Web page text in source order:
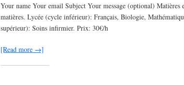
Your name Your email Subject Your message (optional) Matières
matières. Lycée (cycle inférieur): Français, Biologie,
supérieur): Soins infirmier. Prix: 30€/h
[Read more →]